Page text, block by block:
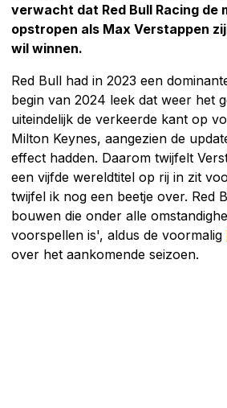
verwacht dat Red Bull Racing de
opstropen als Max Verstappen
wil winnen.
Red Bull had in 2023 een
begin van 2024 leek dat weer het
uiteindelijk de verkeerde kant op
Milton Keynes, aangezien de
effect hadden. Daarom twijfelt
een vijfde wereldtitel op rij in zit
twijfel ik nog een beetje over. Red
bouwen die onder alle
voorspellen is', aldus de voormalig
over het aankomende seizoen.